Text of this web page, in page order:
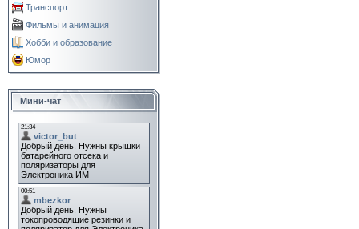
Транспорт
Фильмы и анимация
Хобби и образование
Юмор
Мини-чат